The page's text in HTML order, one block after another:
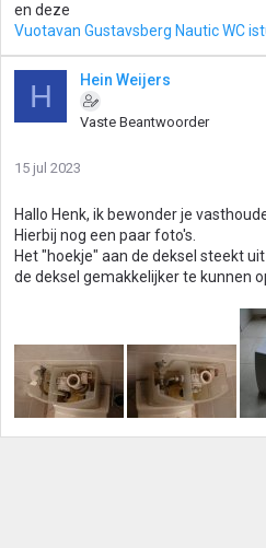
en deze
Vuotavan Gustavsberg Nautic WC
H Hein Weijers
Vaste Beantwoorder
15 jul 2023
Hallo Henk, ik bewonder je
Hierbij nog een paar foto's.
Het "hoekje" aan de deksel steekt
de deksel gemakkelijker te kunnen